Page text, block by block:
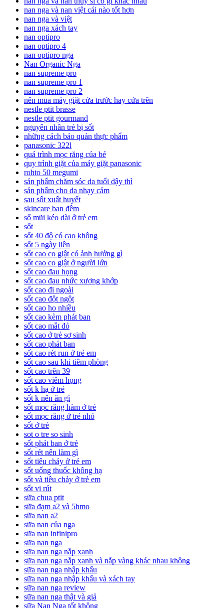
nan nga và nan việt cái nào tốt hơn
nan nga và việt
nan nga xách tay
nan optipro
nan optipro 4
nan optipro nga
Nan Organic Nga
nan supreme pro
nan supreme pro 1
nan supreme pro 2
nên mua máy giặt cửa trước hay cửa trên
nestle ptit brasse
nestle ptit gourmand
nguyên nhân trẻ bị sốt
những cách bảo quản thực phẩm
panasonic 322l
quá trình mọc răng của bé
quy trình giặt của máy giặt panasonic
rohto 50 megumi
sản phẩm chăm sóc da tuổi dậy thì
sản phẩm cho da nhạy cảm
sau sốt xuất huyết
skincare ban đêm
sổ mũi kéo dài ở trẻ em
sốt
sốt 40 độ có cao không
sốt 5 ngày liền
sốt cao co giật có ảnh hưởng gì
sốt cao co giật ở người lớn
sốt cao đau họng
sốt cao đau nhức xương khớp
sốt cao đi ngoài
sốt cao đột ngột
sốt cao ho nhiều
sốt cao kèm phát ban
sốt cao mắt đỏ
sốt cao ở trẻ sơ sinh
sốt cao phát ban
sốt cao rét run ở trẻ em
sốt cao sau khi tiêm phòng
sốt cao trên 39
sốt cao viêm họng
sốt k hạ ở trẻ
sốt k nên ăn gì
sốt mọc răng hàm ở trẻ
sốt mọc răng ở trẻ nhỏ
sốt ở trẻ
sot o tre so sinh
sốt phát ban ở trẻ
sốt rét nên làm gì
sốt tiêu chảy ở trẻ em
sốt uống thuốc không hạ
sốt và tiêu chảy ở trẻ em
sốt vi rút
sữa chua ptit
sữa đạm a2 và 5hmo
sữa nan a2
sữa nan của nga
sữa nan infinipro
sữa nan nga
sữa nan nga nắp xanh
sữa nan nga nắp xanh và nắp vàng khác nhau không
sữa nan nga nhập khẩu
sữa nan nga nhập khẩu và xách tay
sữa nan nga review
sữa nan nga thật và giả
sữa Nan Nga tốt không